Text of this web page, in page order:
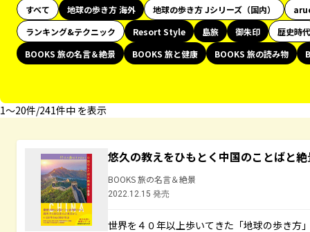
すべて 地球の歩き方 海外 地球の歩き方 Jシリーズ（国内）
ランキング&テクニック
Resort Style 島旅 御朱印
歴史時代
BOOKS 旅の名言＆絶景
BOOKS 旅と健康 BOOKS 旅の読み物
1〜20件/241件中 を表示
悠久の教えをひもとく中国のことばと
BOOKS 旅の名言＆絶景
2022.12.15 発売
世界を４０年以上歩いてきた「地球の歩き方